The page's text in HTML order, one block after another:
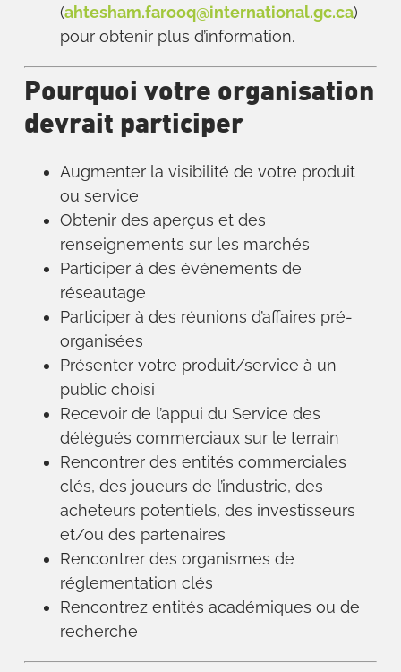
(ahtesham.farooq@international.gc.ca)
pour obtenir plus d’information.
Pourquoi votre organisation
devrait participer
Augmenter la visibilité de votre produit
ou service
Obtenir des aperçus et des
renseignements sur les marchés
Participer à des événements de
réseautage
Participer à des réunions d’affaires pré-
organisées
Présenter votre produit/service à un
public choisi
Recevoir de l’appui du Service des
délégués commerciaux sur le terrain
Rencontrer des entités commerciales
clés, des joueurs de l’industrie, des
acheteurs potentiels, des investisseurs
et/ou des partenaires
Rencontrer des organismes de
réglementation clés
Rencontrez entités académiques ou de
recherche